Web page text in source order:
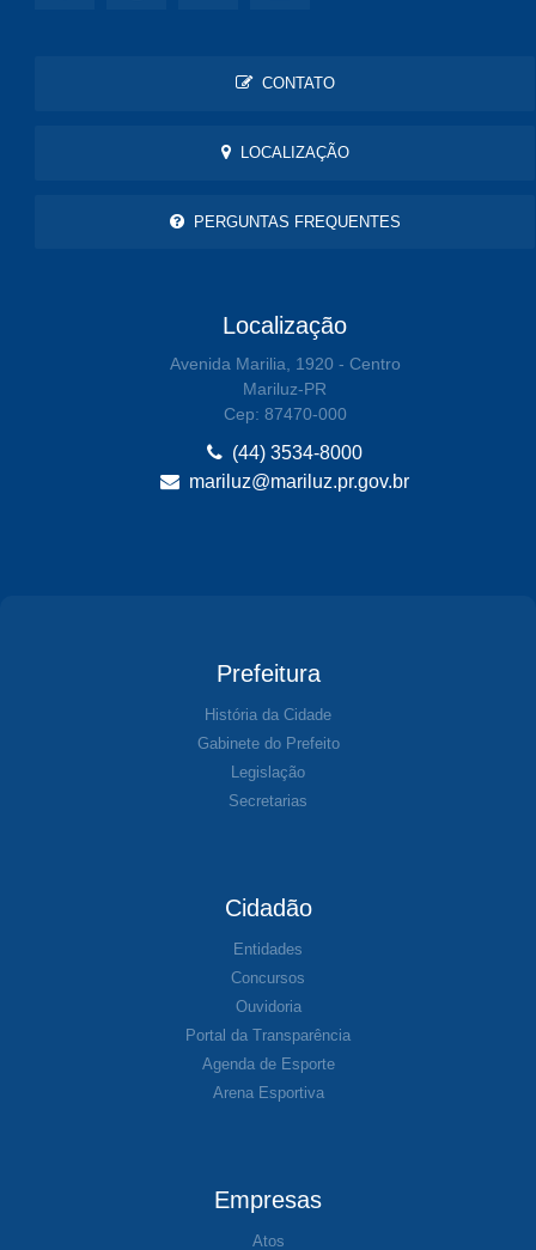
CONTATO
LOCALIZAÇÃO
PERGUNTAS FREQUENTES
Localização
Avenida Marilia, 1920 - Centro
Mariluz-PR
Cep: 87470-000
(44) 3534-8000
mariluz@mariluz.pr.gov.br
Prefeitura
História da Cidade
Gabinete do Prefeito
Legislação
Secretarias
Cidadão
Entidades
Concursos
Ouvidoria
Portal da Transparência
Agenda de Esporte
Arena Esportiva
Empresas
Atos